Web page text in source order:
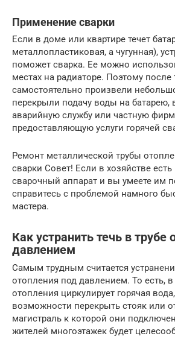
Применение сварки
Если в доме или квартире течет
металлопластиковая, а чугунная),
поможет сварка. Ее можно
местах на радиаторе. Поэтому после
самостоятельно произвели
перекрыли подачу воды на батарею,
аварийную службу или частную
предоставляющую услуги горячей
Ремонт металлической трубы
сварки Совет! Если в хозяйстве
сварочный аппарат и вы умеете им
справитесь с проблемой намного
мастера.
Как устранить течь в трубе
давлением
Самым трудным считается
отопления под давлением. То есть, в
отопления циркулирует горячая
возможности перекрыть стояк или
магистраль к которой они
жителей многоэтажек будет